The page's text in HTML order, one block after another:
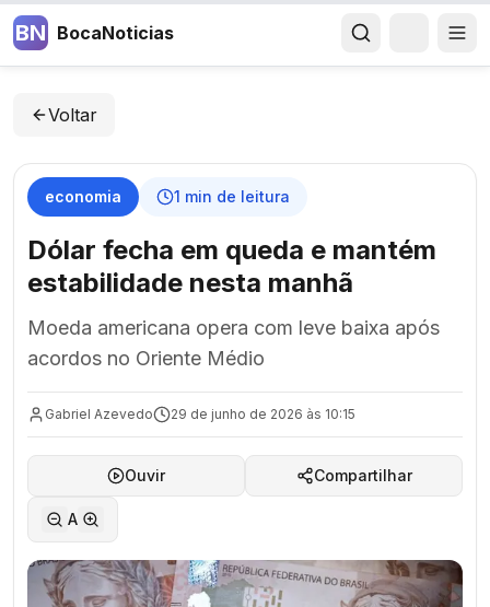
BN BocaNoticias
Voltar
economia 1 min de leitura
Dólar fecha em queda e mantém
estabilidade nesta manhã
Moeda americana opera com leve baixa após
acordos no Oriente Médio
Gabriel Azevedo 29 de junho de 2026 às 10:15
Ouvir Compartilhar
A